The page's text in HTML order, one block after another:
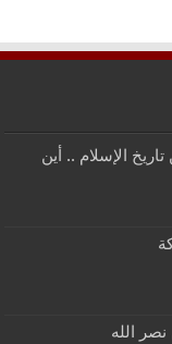
من تاريخ الإسلام .. أين
الله